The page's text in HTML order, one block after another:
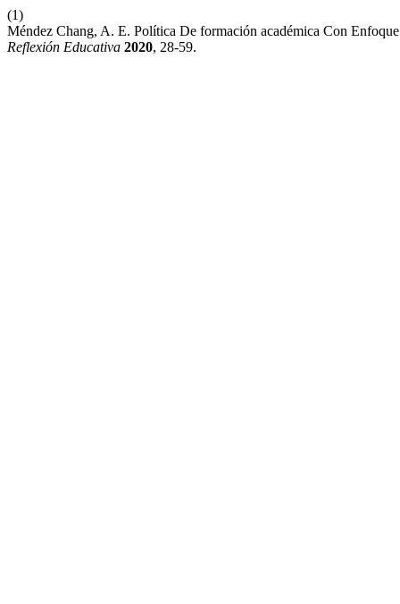
(1)
Méndez Chang, A. E. Política De formación académica Con
Reflexión Educativa 2020, 28-59.